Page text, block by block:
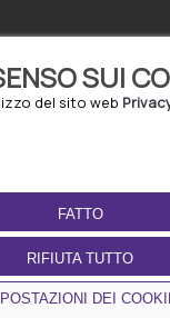
SUI
del sito web
FATTO
RIFIUTA TUTTO
DEI